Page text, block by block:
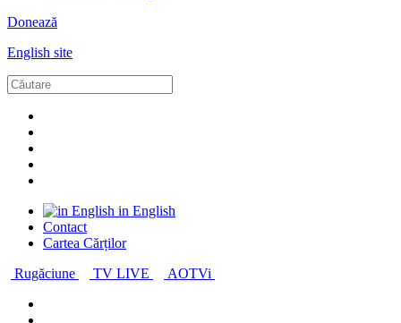
Donează
English site
in English
Contact
Cartea Cărților
Rugăciune
TV LIVE AOTVi